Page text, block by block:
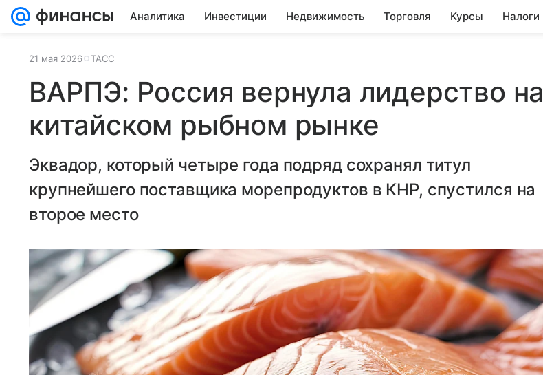
Аналитика Инвестиции Недвижимость Торговля Курсы Налоги
21 мая 2026 ТАСС
ВАРПЭ: Россия вернула лидерство на
китайском рыбном рынке
Эквадор, который четыре года подряд сохранял титул
крупнейшего поставщика морепродуктов в КНР, спустился на
второе место